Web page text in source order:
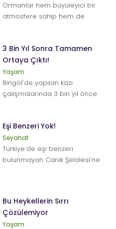
Ormanlar hem büyüleyici bir
atmosfere sahip hem de
3 Bin Yıl Sonra Tamamen
Ortaya Çıktı!
Yaşam
Bingöl'de yapılan kazı
çalışmalarında 3 bin yıl önce
Eşi Benzeri Yok!
Seyahat
Türkiye’de eşi benzeri
bulunmayan Canik Şelalesi’ne
Bu Heykellerin Sırrı
Çözülemiyor
Yaşam